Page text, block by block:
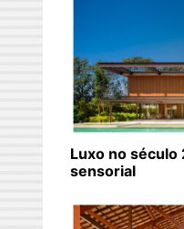
Luxo no século
sensorial